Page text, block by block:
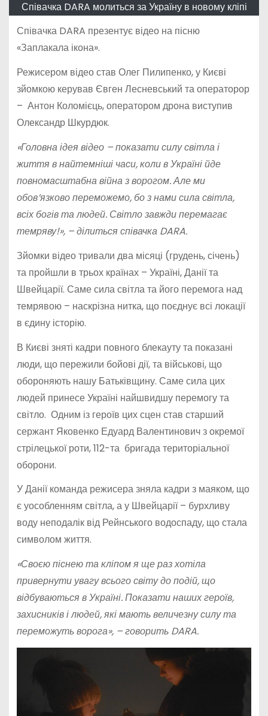
Співачка DARA молиться за Україну в новому кліпі
Співачка DARA презентує відео на пісню
«Заплакала ікона».
Режисером відео став Олег Пилипенко, у Києві
зйомкою керував Євген Лесневський та операторор
– Антон Коломієць, оператором дрона виступив
Олександр Шкурдюк.
«Головна ідея відео – показати силу світла і
життя в найтемніші часи, коли в Україні йде
повномасштабна війна з ворогом. Але ми
обов’язково переможемо, бо з нами сила світла,
всіх богів та людей. Світло завжди перемагає
темряву!», – ділиться співачка DARA.
Зйомки відео тривали два місяці (грудень, січень)
та пройшли в трьох країнах – Україні, Данії та
Швейцарії. Саме сила світла та його перемога над
темрявою – наскрізна нитка, що поєднує всі локації
в єдину історію.
В Києві зняті кадри повного блекауту та показані
люди, що пережили бойові дії, та військові, що
обороняють нашу Батьківщину. Саме сила цих
людей принесе Україні найшвидшу перемогу та
світло. Одним із героїв цих сцен став старший
сержант Яковенко Едуард Валентинович з окремої
стрілецької роти, 112-та бригада територіальної
оборони.
У Данії команда режисера зняла кадри з маяком, що
є уособленням світла, а у Швейцарії – бурхливу
воду неподалік від Рейнського водоспаду, що стала
символом життя.
«Своєю піснею та кліпом я ще раз хотіла
привернути увагу всього світу до подій, що
відбуваються в Україні. Показати наших героїв,
захисників і людей, які мають величезну силу та
переможуть ворога», – говорить DARA.